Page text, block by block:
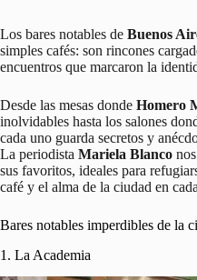
Los bares notables de Buenos
simples cafés: son rincones
encuentros que marcaron la
Desde las mesas donde Homero
inolvidables hasta los salones
cada uno guarda secretos y
La periodista Mariela Blanco
sus favoritos, ideales para
café y el alma de la ciudad en
Bares notables imperdibles de la
1. La Academia